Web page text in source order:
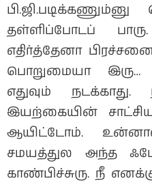
தள்ளிப்போடப்
எதிர்த்தேனா
பொறுமையா இரு…
எதுவும்
இயற்கையின்
ஆயிட்டோம்.
சமயத்துல அந்த
காண்பிச்சுரு. நீ